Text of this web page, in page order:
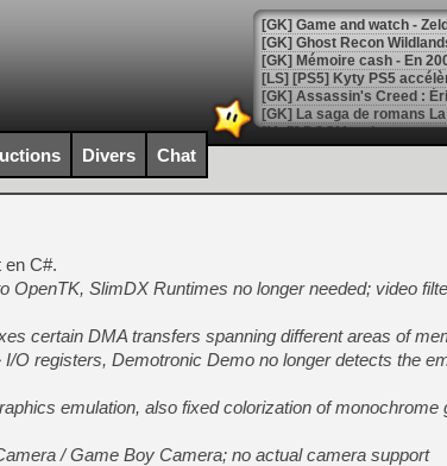
[Mo5] DOOM arrive en
[GK] Bethesda fête les 30
[GK] Roblox : l'action en
[GK] Agenda - GeForce
[LS] [PS5] ps5-y2jb-
[GK] Pourquoi Marvel
[GK] Test : Restory : Chill
[GK] GTA 6 : Rockstar
[GK] Hot Wheels Infinite
[GK] Mémoire cash -
[GK] Résultats Nintendo :
[GK] Déjà des
Divers Chat
en C#.
OpenTK, SlimDX Runtimes no longer needed; video
certain DMA transfers spanning different areas of
O registers, Demotronic Demo no longer detects the
emulation, also fixed colorization of monochrome
/ Game Boy Camera; no actual camera support